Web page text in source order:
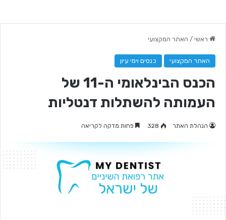
ראשי / האתר המקצועי
האתר המקצועי כנסים וימי עיון
הכנס הבינלאומי ה-11 של
העמותה להשתלות דנטליות
הנהלת האתר 328 פחות מדקה לקריאה